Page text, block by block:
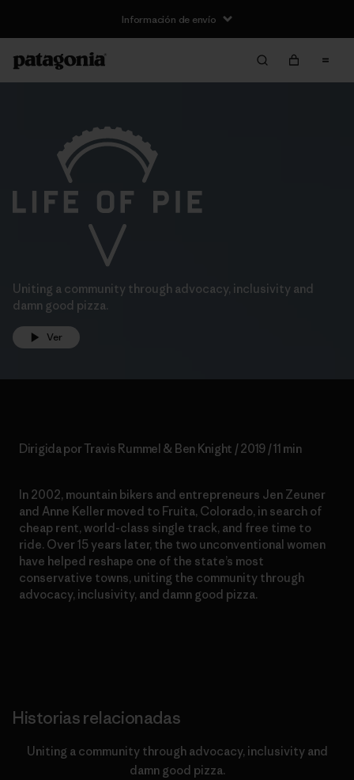
Información de envío
Uniting a community through advocacy, inclusivity and
damn good pizza.
Ver
Dirigida por Travis Rummel & Ben Knight / 2019 / 11 min
In 2002, mountain bikers and entrepreneurs Jen Zeuner
and Anne Keller moved to Fruita, Colorado, in search of
cheap rent, world-class single track, and free time to
ride. Over 15 years later, the two unconventional women
have helped reshape one of the state’s most
conservative towns, uniting the community through
advocacy, inclusivity, and damn good pizza.
Historias relacionadas
Uniting a community through advocacy, inclusivity and
damn good pizza.